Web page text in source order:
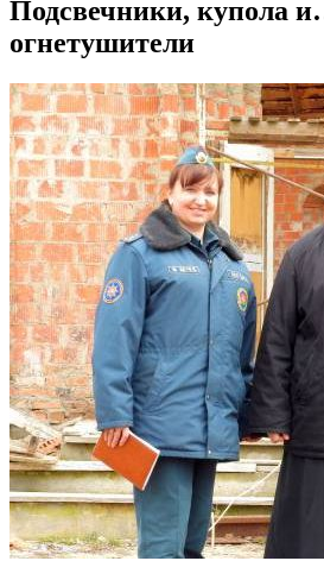
Подсвечники, купола
огнетушители